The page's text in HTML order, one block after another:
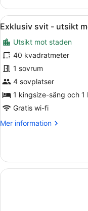
Panoramic
Öppna
alla
foton
för
Exklusiv
svit
-
utsikt
mot
staden
7
Exklusiv svit - utsikt
Utsikt mot staden
40 kvadratmeter
1 sovrum
4 sovplatser
1 kingsize-säng och
Gratis wi-fi
Mer information
Mer
svit
utsikt